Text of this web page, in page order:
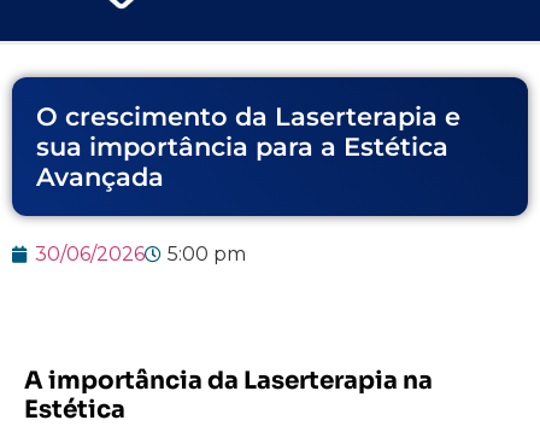
O crescimento da Laserterapia e
sua importância para a Estética
Avançada
30/06/2026 5:00 pm
A importância da Laserterapia na
Estética